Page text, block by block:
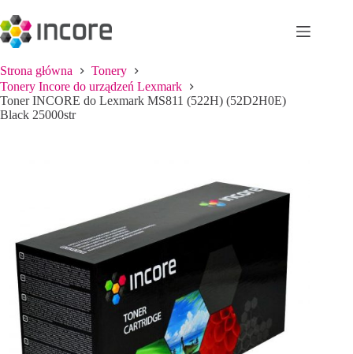
do
treści
Strona główna
Tonery
Tonery Incore do urządzeń Lexmark
Toner INCORE do Lexmark MS811 (522H) (52D2H0E)
Black 25000str